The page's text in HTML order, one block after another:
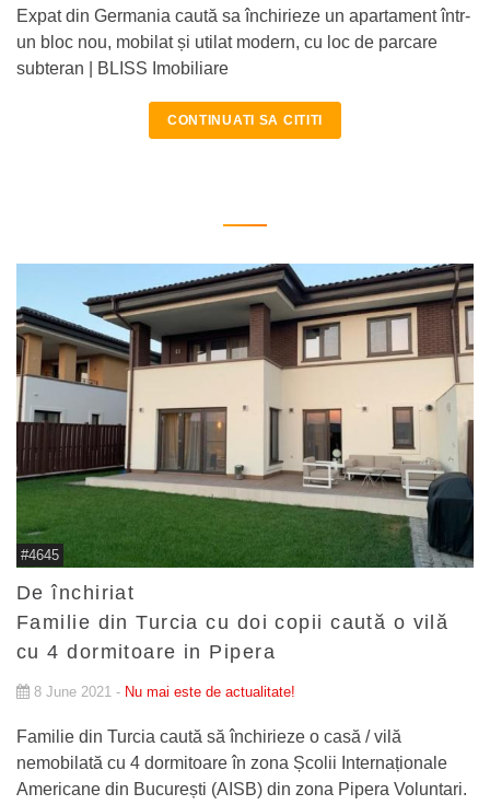
Expat din Germania caută sa închirieze un apartament într-
un bloc nou, mobilat și utilat modern, cu loc de parcare
subteran | BLISS Imobiliare
CONTINUATI SA CITITI
#4645
De închiriat
Familie din Turcia cu doi copii caută o vilă
cu 4 dormitoare in Pipera
8 June 2021 - Nu mai este de actualitate!
Familie din Turcia caută să închirieze o casă / vilă
nemobilată cu 4 dormitoare în zona Școlii Internaționale
Americane din București (AISB) din zona Pipera Voluntari.